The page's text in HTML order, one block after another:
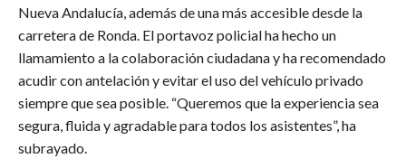
Nueva Andalucía, además de una más accesible desde la
carretera de Ronda. El portavoz policial ha hecho un
llamamiento a la colaboración ciudadana y ha recomendado
acudir con antelación y evitar el uso del vehículo privado
siempre que sea posible. “Queremos que la experiencia sea
segura, fluida y agradable para todos los asistentes”, ha
subrayado.